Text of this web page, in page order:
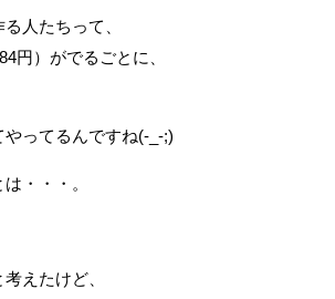
人たちって、
円）がでるごとに、
ってるんですね(-_-;)
・・・。
えたけど、